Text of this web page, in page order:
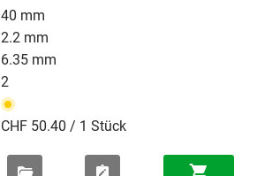
40 mm
2.2 mm
6.35 mm
2
CHF 50.40 / 1 Stück